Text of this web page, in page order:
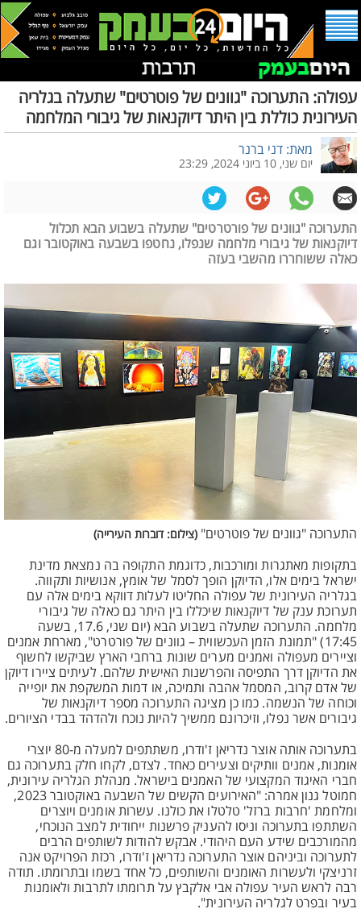
עפולה: התערוכה "גוונים של פוטרטים" שתעלה בגלריה
העירונית כוללת בין היתר דיוקנאות של גיבורי המלחמה
מאת: דני ברנר
יום שני, 10 ביוני 2024, 23:29
התערוכה "גוונים של פורטרטים" שתעלה בשבוע הבא תכלול
דיוקנאות של גיבורי מלחמה שנפלו, נחטפו בשבעה באוקטובר וגם
כאלה ששוחררו מהשבי בעזה
התערוכה "גוונים של פוטרטים" (צילום: דוברות העירייה)
בתקופות מאתגרות ומורכבות, כדוגמת התקופה בה נמצאת מדינת
ישראל בימים אלו, הדיוקן הופך לסמל של אומץ, אנושיות ותקווה.
בגלריה העירונית של עפולה החליטו לעלות דווקא בימים אלה עם
תערוכת ענק של דיוקנאות שיכללו בין היתר גם כאלה של גיבורי
מלחמה. התערוכה שתעלה בשבוע הבא (יום שני, 17.6, בשעה
17:45) "תמונת הזמן העכשווית – גוונים של פורטרט", מארחת אמנים
וציירים מעפולה ואמנים מערים שונות ברחבי הארץ שביקשו לחשוף
את הדיוקן דרך התפיסה והפרשנות האישית שלהם. לעיתים ציירו דיוקן
של אדם קרוב, המסמל אהבה ותמיכה, או דמות המשקפת את יופייה
וכוחה של הנשמה. כמו כן מציגה התערוכה מספר דיוקנאות של
גיבורים אשר נפלו, וזיכרונם ממשיך להיות נוכח ולהדהד בבדי הציורים.
בתערוכה אותה אוצר נדריאן ז'ודרו, משתתפים למעלה מ-80 יוצרי
אומנות, אמנים וותיקים וצעירים כאחד. לצדם, לקחו חלק בתערוכה גם
חברי האיגוד המקצועי של האמנים בישראל. מנהלת הגלריה עירונית,
חמוטל גנון אמרה: "האירועים הקשים של השבעה באוקטובר 2023,
ומלחמת 'חרבות ברזל' טלטלו את כולנו. עשרות אומנים ויוצרים
השתתפו בתערוכה וניסו להעניק פרשנות ייחודית למצב הנוכחי,
מהמורכבים שידע העם היהודי. אבקש להודות לשותפים הרבים
לתערוכה וביניהם אוצר התערוכה נדריאן ז'ודרו, רכזת הפרויקט אנה
זרניצקי ולעשרות האומנים והשותפים, כל אחד בשמו ובתרומתו. תודה
רבה לראש העיר עפולה אבי אלקבץ על תרומתו לתרבות ולאומנות
בעיר ובפרט לגלריה העירונית".